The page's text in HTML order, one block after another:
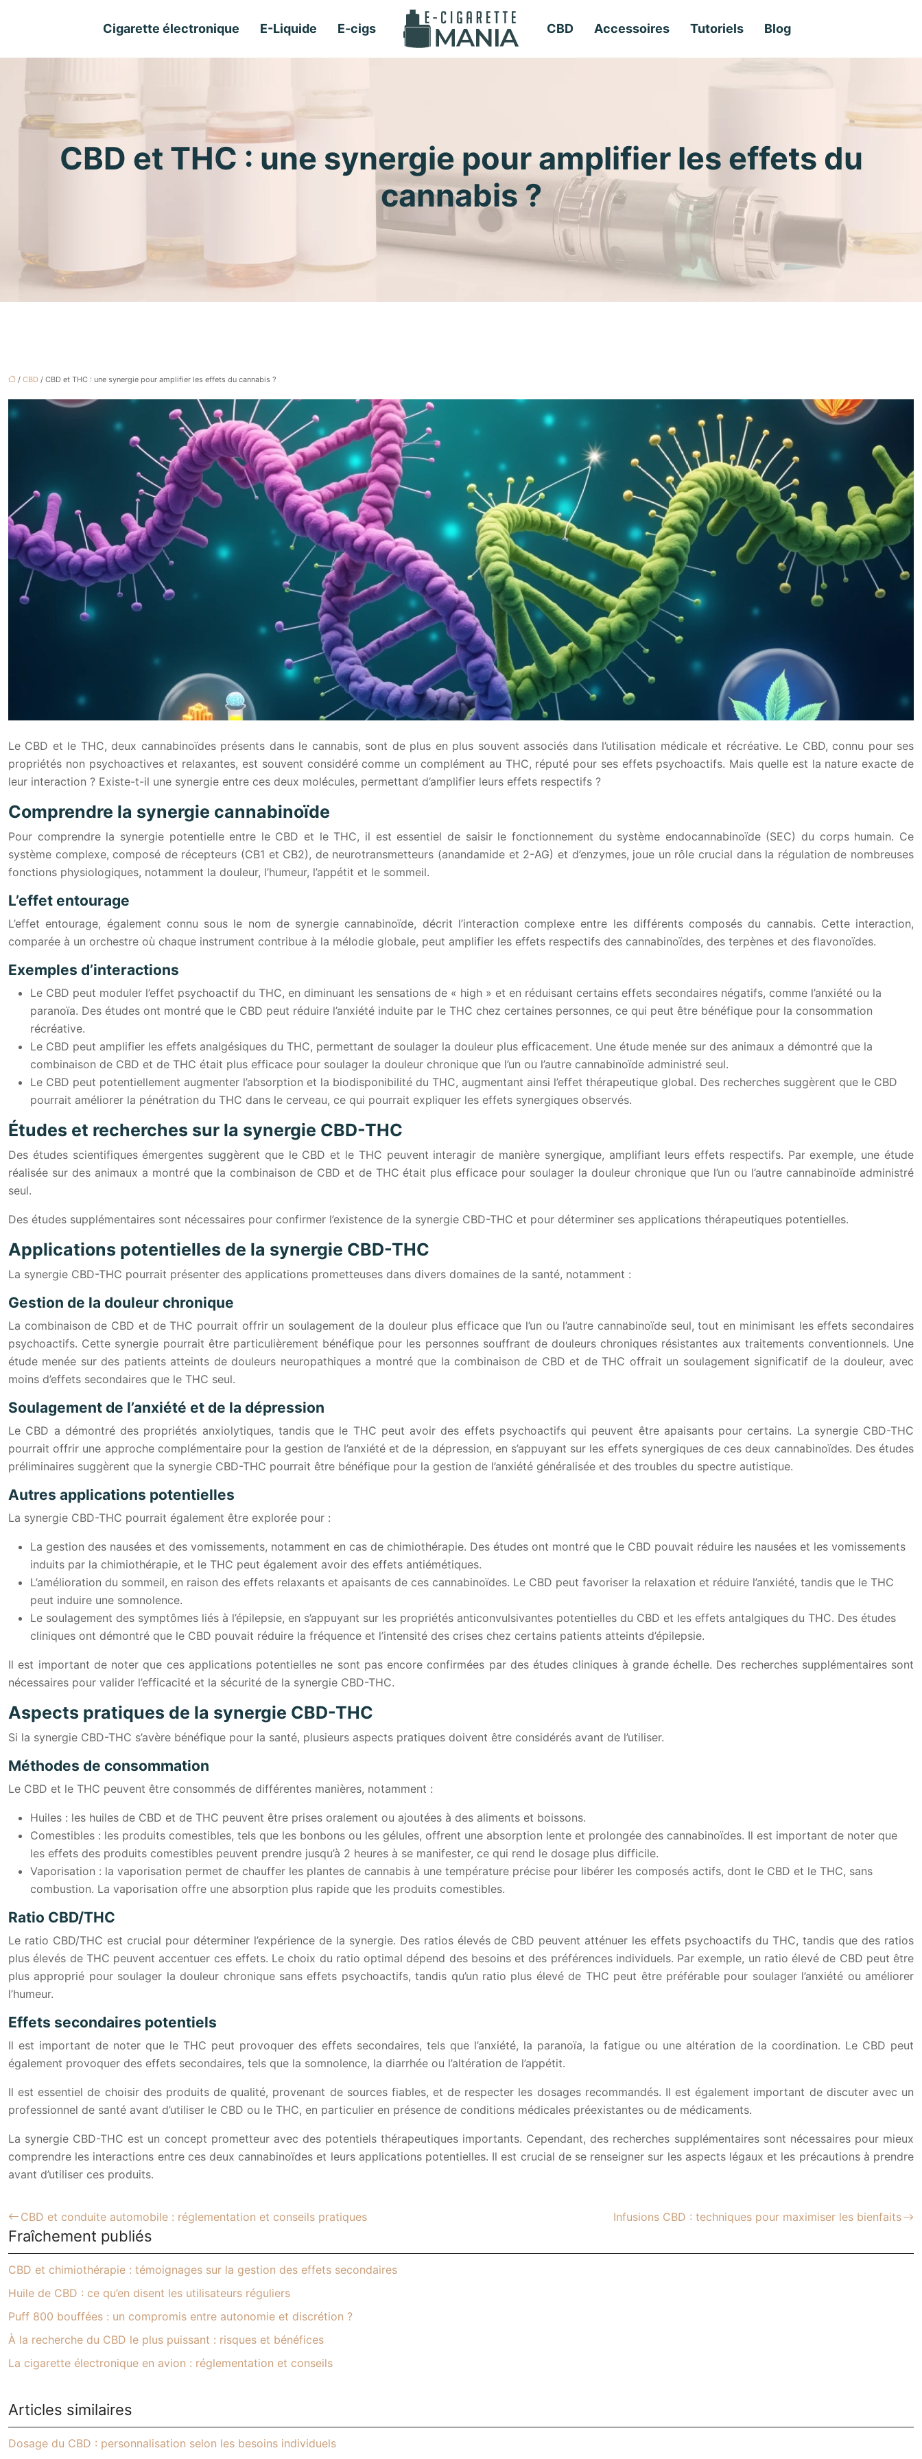
E-cigs
E-Liquide
Cigarette électronique CBD Accessoires Tutoriels Blog
CBD et THC : une synergie pour amplifier les effets du
cannabis ?
/ CBD / CBD et THC : une synergie pour amplifier les effets du cannabis ?
Le CBD et le THC, deux cannabinoïdes présents dans le cannabis, sont de plus en plus souvent associés dans l’utilisation médicale et récréative. Le CBD, connu pour ses
propriétés non psychoactives et relaxantes, est souvent considéré comme un complément au THC, réputé pour ses effets psychoactifs. Mais quelle est la nature exacte de
leur interaction ? Existe-t-il une synergie entre ces deux molécules, permettant d’amplifier leurs effets respectifs ?
Comprendre la synergie cannabinoïde
Pour comprendre la synergie potentielle entre le CBD et le THC, il est essentiel de saisir le fonctionnement du système endocannabinoïde (SEC) du corps humain. Ce
système complexe, composé de récepteurs (CB1 et CB2), de neurotransmetteurs (anandamide et 2-AG) et d’enzymes, joue un rôle crucial dans la régulation de nombreuses
fonctions physiologiques, notamment la douleur, l’humeur, l’appétit et le sommeil.
L’effet entourage
L’effet entourage, également connu sous le nom de synergie cannabinoïde, décrit l’interaction complexe entre les différents composés du cannabis. Cette interaction,
comparée à un orchestre où chaque instrument contribue à la mélodie globale, peut amplifier les effets respectifs des cannabinoïdes, des terpènes et des flavonoïdes.
Exemples d’interactions
Le CBD peut moduler l’effet psychoactif du THC, en diminuant les sensations de « high » et en réduisant certains effets secondaires négatifs, comme l’anxiété ou la
paranoïa. Des études ont montré que le CBD peut réduire l’anxiété induite par le THC chez certaines personnes, ce qui peut être bénéfique pour la consommation
récréative.
Le CBD peut amplifier les effets analgésiques du THC, permettant de soulager la douleur plus efficacement. Une étude menée sur des animaux a démontré que la
combinaison de CBD et de THC était plus efficace pour soulager la douleur chronique que l’un ou l’autre cannabinoïde administré seul.
Le CBD peut potentiellement augmenter l’absorption et la biodisponibilité du THC, augmentant ainsi l’effet thérapeutique global. Des recherches suggèrent que le CBD
pourrait améliorer la pénétration du THC dans le cerveau, ce qui pourrait expliquer les effets synergiques observés.
Études et recherches sur la synergie CBD-THC
Des études scientifiques émergentes suggèrent que le CBD et le THC peuvent interagir de manière synergique, amplifiant leurs effets respectifs. Par exemple, une étude
réalisée sur des animaux a montré que la combinaison de CBD et de THC était plus efficace pour soulager la douleur chronique que l’un ou l’autre cannabinoïde administré
seul.
Des études supplémentaires sont nécessaires pour confirmer l’existence de la synergie CBD-THC et pour déterminer ses applications thérapeutiques potentielles.
Applications potentielles de la synergie CBD-THC
La synergie CBD-THC pourrait présenter des applications prometteuses dans divers domaines de la santé, notamment :
Gestion de la douleur chronique
La combinaison de CBD et de THC pourrait offrir un soulagement de la douleur plus efficace que l’un ou l’autre cannabinoïde seul, tout en minimisant les effets secondaires
psychoactifs. Cette synergie pourrait être particulièrement bénéfique pour les personnes souffrant de douleurs chroniques résistantes aux traitements conventionnels. Une
étude menée sur des patients atteints de douleurs neuropathiques a montré que la combinaison de CBD et de THC offrait un soulagement significatif de la douleur, avec
moins d’effets secondaires que le THC seul.
Soulagement de l’anxiété et de la dépression
Le CBD a démontré des propriétés anxiolytiques, tandis que le THC peut avoir des effets psychoactifs qui peuvent être apaisants pour certains. La synergie CBD-THC
pourrait offrir une approche complémentaire pour la gestion de l’anxiété et de la dépression, en s’appuyant sur les effets synergiques de ces deux cannabinoïdes. Des études
préliminaires suggèrent que la synergie CBD-THC pourrait être bénéfique pour la gestion de l’anxiété généralisée et des troubles du spectre autistique.
Autres applications potentielles
La synergie CBD-THC pourrait également être explorée pour :
La gestion des nausées et des vomissements, notamment en cas de chimiothérapie. Des études ont montré que le CBD pouvait réduire les nausées et les vomissements
induits par la chimiothérapie, et le THC peut également avoir des effets antiémétiques.
L’amélioration du sommeil, en raison des effets relaxants et apaisants de ces cannabinoïdes. Le CBD peut favoriser la relaxation et réduire l’anxiété, tandis que le THC
peut induire une somnolence.
Le soulagement des symptômes liés à l’épilepsie, en s’appuyant sur les propriétés anticonvulsivantes potentielles du CBD et les effets antalgiques du THC. Des études
cliniques ont démontré que le CBD pouvait réduire la fréquence et l’intensité des crises chez certains patients atteints d’épilepsie.
Il est important de noter que ces applications potentielles ne sont pas encore confirmées par des études cliniques à grande échelle. Des recherches supplémentaires sont
nécessaires pour valider l’efficacité et la sécurité de la synergie CBD-THC.
Aspects pratiques de la synergie CBD-THC
Si la synergie CBD-THC s’avère bénéfique pour la santé, plusieurs aspects pratiques doivent être considérés avant de l’utiliser.
Méthodes de consommation
Le CBD et le THC peuvent être consommés de différentes manières, notamment :
Huiles : les huiles de CBD et de THC peuvent être prises oralement ou ajoutées à des aliments et boissons.
Comestibles : les produits comestibles, tels que les bonbons ou les gélules, offrent une absorption lente et prolongée des cannabinoïdes. Il est important de noter que
les effets des produits comestibles peuvent prendre jusqu’à 2 heures à se manifester, ce qui rend le dosage plus difficile.
Vaporisation : la vaporisation permet de chauffer les plantes de cannabis à une température précise pour libérer les composés actifs, dont le CBD et le THC, sans
combustion. La vaporisation offre une absorption plus rapide que les produits comestibles.
Ratio CBD/THC
Le ratio CBD/THC est crucial pour déterminer l’expérience de la synergie. Des ratios élevés de CBD peuvent atténuer les effets psychoactifs du THC, tandis que des ratios
plus élevés de THC peuvent accentuer ces effets. Le choix du ratio optimal dépend des besoins et des préférences individuels. Par exemple, un ratio élevé de CBD peut être
plus approprié pour soulager la douleur chronique sans effets psychoactifs, tandis qu’un ratio plus élevé de THC peut être préférable pour soulager l’anxiété ou améliorer
l’humeur.
Effets secondaires potentiels
Il est important de noter que le THC peut provoquer des effets secondaires, tels que l’anxiété, la paranoïa, la fatigue ou une altération de la coordination. Le CBD peut
également provoquer des effets secondaires, tels que la somnolence, la diarrhée ou l’altération de l’appétit.
Il est essentiel de choisir des produits de qualité, provenant de sources fiables, et de respecter les dosages recommandés. Il est également important de discuter avec un
professionnel de santé avant d’utiliser le CBD ou le THC, en particulier en présence de conditions médicales préexistantes ou de médicaments.
La synergie CBD-THC est un concept prometteur avec des potentiels thérapeutiques importants. Cependant, des recherches supplémentaires sont nécessaires pour mieux
comprendre les interactions entre ces deux cannabinoïdes et leurs applications potentielles. Il est crucial de se renseigner sur les aspects légaux et les précautions à prendre
avant d’utiliser ces produits.
CBD et conduite automobile : réglementation et conseils pratiques Infusions CBD : techniques pour maximiser les bienfaits
Fraîchement publiés
CBD et chimiothérapie : témoignages sur la gestion des effets secondaires
Huile de CBD : ce qu’en disent les utilisateurs réguliers
Puff 800 bouffées : un compromis entre autonomie et discrétion ?
À la recherche du CBD le plus puissant : risques et bénéfices
La cigarette électronique en avion : réglementation et conseils
Articles similaires
Dosage du CBD : personnalisation selon les besoins individuels